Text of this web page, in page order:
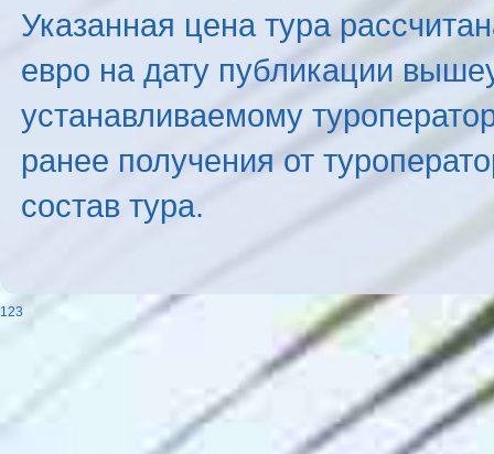
Указанная цена тура
евро на дату публикации
устанавливаемому
ранее получения от
состав тура.
123